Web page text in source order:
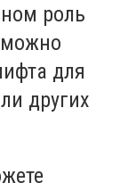
роль
для
других